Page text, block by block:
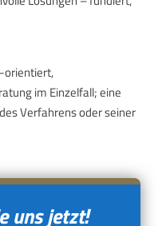
orientiert,
im Einzelfall; eine
Verfahrens oder seiner
uns jetzt!